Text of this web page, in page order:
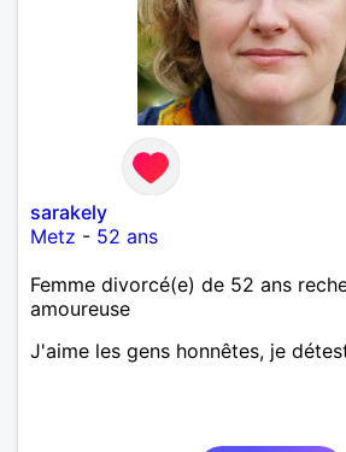
sarakely
Metz - 52 ans
Femme divorcé(e) de 52 ans
amoureuse
J'aime les gens honnêtes, je